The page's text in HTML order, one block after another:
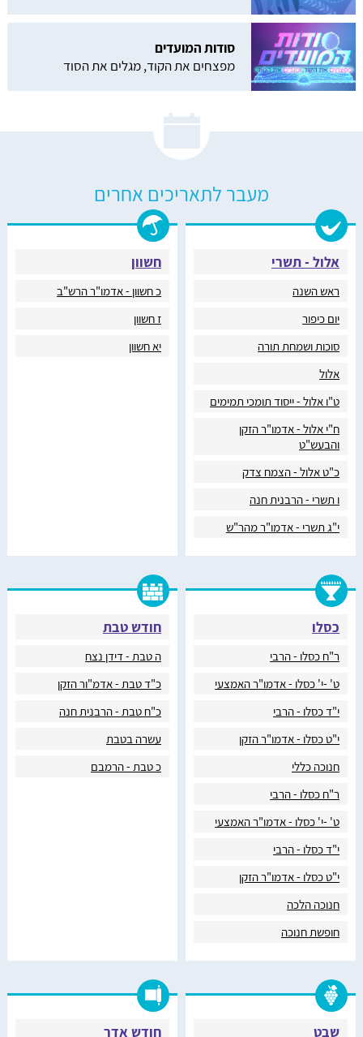
סודות המועדים
מפצחים את הקוד, מגלים את הסוד
מעבר לתאריכים אחרים
אלול - תשרי
ראש השנה
יום כיפור
סוכות ושמחת תורה
אלול
ט"ו אלול - ייסוד תומכי תמימים
ח"י אלול - אדמו"ר הזקן
והבעש"ט
כ"ט אלול - הצמח צדק
ו תשרי - הרבנית חנה
י"ג תשרי - אדמו"ר מהר"ש
חשוון
כ חשוון - אדמו"ר הרש"ב
ז חשוון
יא חשוון
כסלו
ר"ח כסלו - הרבי
ט' -י' כסלו - אדמו"ר האמצעי
י"ד כסלו - הרבי
י"ט כסלו - אדמו"ר הזקן
חנוכה כללי
ר"ח כסלו - הרבי
ט' -י' כסלו - אדמו"ר האמצעי
י"ד כסלו - הרבי
י"ט כסלו - אדמו"ר הזקן
חנוכה הלכה
חופשת חנוכה
חודש טבת
ה טבת - דידן נצח
כ"ד טבת - אדמ"ור הזקן
כ"ח טבת - הרבנית חנה
עשרה בטבת
כ טבת - הרמבם
שבט חודש אדר